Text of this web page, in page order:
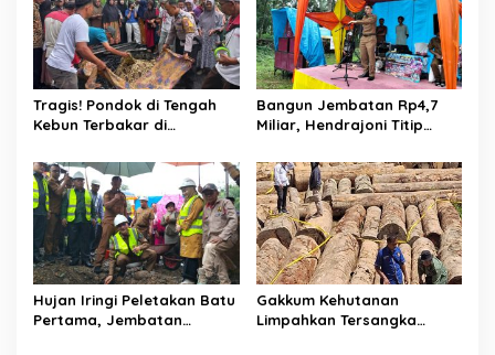
Tragis! Pondok di Tengah
Kebun Terbakar di
Tewas, Istri Alami Luka
Bakar
Bangun Jembatan Rp4,7
Miliar, Hendrajoni Titip
Tebang Hutan
Sembarangan
Hujan Iringi Peletakan Batu
Pertama, Jembatan
Gakkum Kehutanan
Limpahkan Tersangka